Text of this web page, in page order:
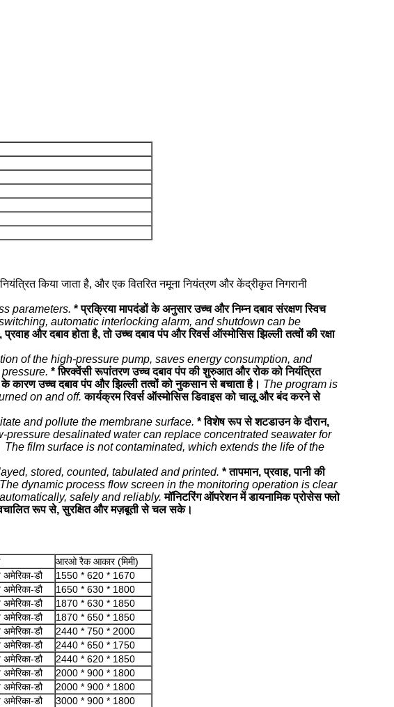
किया जाता है, और एक वितरित नमूना नियंत्रण और केंद्रीकृत निगरानी
parameters. * प्रक्रिया मापदंडों के अनुसार उच्च और निम्न दबाव संरक्षण स्विच
automatic interlocking alarm, and shutdown can be
और दबाव होता है, तो उच्च दबाव पंप और रिवर्स ऑस्मोसिस झिल्ली तत्वों की रक्षा
of the high-pressure pump, saves energy consumption, and
* फ़्रिक्वेंसी रूपांतरण उच्च दबाव पंप की शुरुआत और रोक को नियंत्रित
कारण उच्च दबाव पंप और झिल्ली तत्वों को नुकसान से बचाता है। The program is
on and off. कार्यक्रम रिवर्स ऑस्मोसिस डिवाइस को चालू और बंद करने से
and pollute the membrane surface. * विशेष रूप से शटडाउन के दौरान,
pressure desalinated water can replace concentrated seawater for
The film surface is not contaminated, which extends the life of the
stored, counted, tabulated and printed. * तापमान, प्रवाह, पानी की
The dynamic process flow screen in the monitoring operation is clear
safely and reliably. मॉनिटरिंग ऑपरेशन में डायनामिक प्रोसेस फ्लो
रूप से, सुरक्षित और मज़बूती से चल सके।
आरओ रैक आकार (मिमी)
डौ
1550 * 620 * 1670
डौ
1650 * 630 * 1800
डौ
1870 * 630 * 1850
डौ
1870 * 650 * 1850
डौ
2440 * 750 * 2000
डौ
2440 * 650 * 1750
डौ
2440 * 620 * 1850
डौ
2000 * 900 * 1800
डौ
2000 * 900 * 1800
डौ
3000 * 900 * 1800